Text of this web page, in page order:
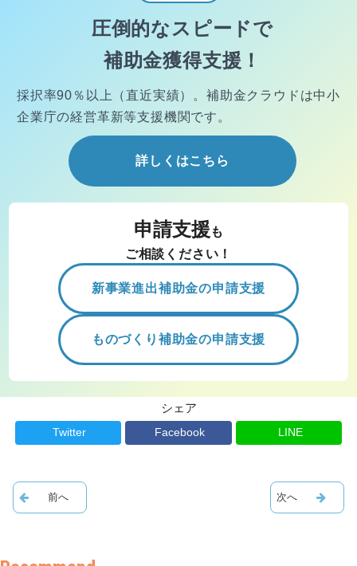
圧倒的なスピードで
補助金獲得支援！
採択率90％以上（直近実績）。 補助金クラウドは中小
企業庁の経営革新等支援機関です。
詳しくはこちら
申請支援 も
ご相談ください！
新事業進出補助金の申請支援
ものづくり補助金の申請支援
シェア
Twitter Facebook LINE